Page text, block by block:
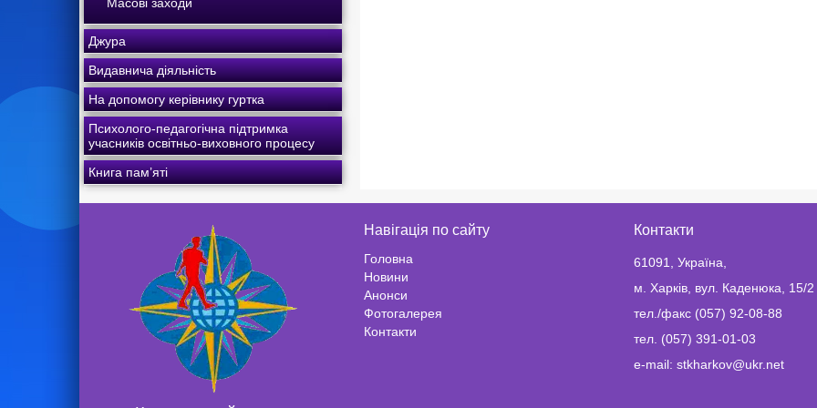
Джура
Видавнича діяльність
На допомогу керівнику гуртка
Психолого-педагогічна підтримка
учасників освітньо-виховного процесу
Книга пам’яті
Навігація по сайту
Головна
Новини
Анонси
Фотогалерея
Контакти
Контакти
61091, Україна,
м. Харків, вул. Каденюка, 15/2
тел./факс (057) 92-08-88
тел. (057) 391-01-03
e-mail: stkharkov@ukr.net